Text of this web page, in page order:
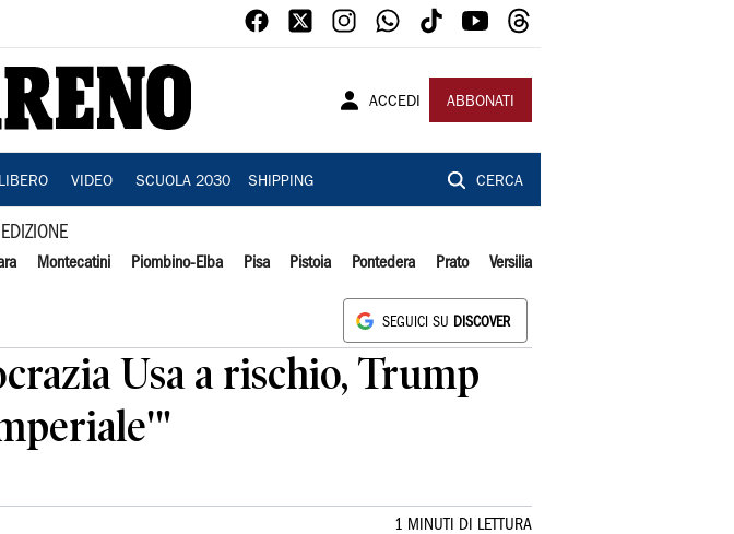
ACCEDI ABBONATI
VIDEO SCUOLA 2030 SHIPPING CERCA
Montecatini Piombino-Elba Pisa Pistoia Pontedera Prato Versilia
SEGUICI SU DISCOVER
Usa a rischio, Trump
1 MINUTI DI LETTURA